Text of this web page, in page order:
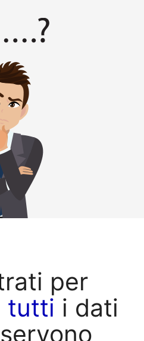
per
tutti i dati